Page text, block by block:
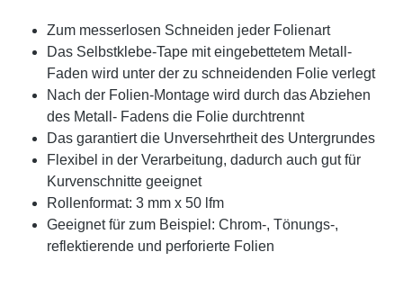
Zum messerlosen Schneiden jeder Folienart
Das Selbstklebe-Tape mit eingebettetem Metall-
Faden wird unter der zu schneidenden Folie verlegt
Nach der Folien-Montage wird durch das Abziehen
des Metall- Fadens die Folie durchtrennt
Das garantiert die Unversehrtheit des Untergrundes
Flexibel in der Verarbeitung, dadurch auch gut für
Kurvenschnitte geeignet
Rollenformat: 3 mm x 50 lfm
Geeignet für zum Beispiel: Chrom-, Tönungs-,
reflektierende und perforierte Folien